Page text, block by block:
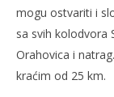
mogu ostvariti i
sa svih kolodvora
Orahovica i
kraćim od 25 km.